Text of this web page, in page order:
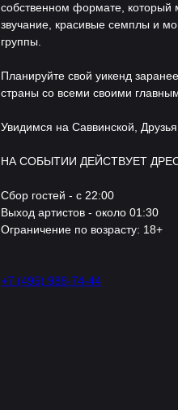
собственном формате, который
звучание, красивые семплы и
группы.
Планируйте свой уикенд
страны со всеми своими
Увидимся на Саввинской,
НА СОБЫТИИ ДЕЙСТВУЕТ
Сбор гостей - с 22:00
Выход артистов - около 01:30
Ограничение по возрасту: 18+
+7 (495) 988-74-44